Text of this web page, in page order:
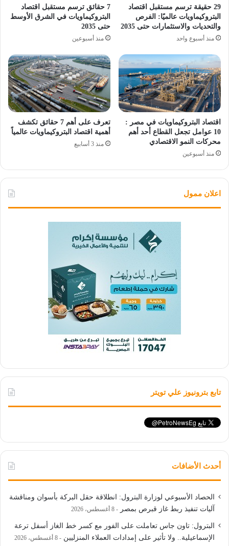
29 حقيقة ترسم مستقبل اقتصاد
البتروكيماويات عالميًا: الفرص
والتحديات والاستثمارات حتى 2035
منذ أسبوع واحد
7 حقائق ترسم مستقبل اقتصاد
البتروكيماويات في الشرق الأوسط
حتى 2035
منذ أسبوعين
اقتصاد البتروكيماويات في مصر :
10 عوامل تجعل القطاع أحد أهم
محركات النمو الاقتصادي
منذ أسبوعين
تعرف على أهم 7 حقائق تكشف
أهمية اقتصاد البتروكيماويات عالمياً
منذ 3 أسابيع
اعلان ممول
تابع بترونيوز علي تويتر
أحدث الأضافات
الحصاد الأسبوعي لوزارة البترول: انطلاقة حقل البركة بأسوان ومناقشة
آليات تنفيذ ربط غاز قبرص بمصر
8 أغسطس، 2026
البترول: تاون جاس تعاملت على الفور مع كسر خط الغاز أسفل ترعة
الإسماعيلية.. ولا تأثير على إمدادات العملاء المنزليين
8 أغسطس، 2026